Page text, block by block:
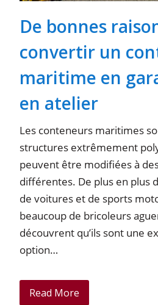
De bonnes
convertir un
maritime en
en atelier
Les conteneurs maritimes
structures extrêmement
peuvent être modifiées à
différentes. De plus en plus
de voitures et de sports
beaucoup de bricoleurs
découvrent qu’ils sont une
option…
Read More